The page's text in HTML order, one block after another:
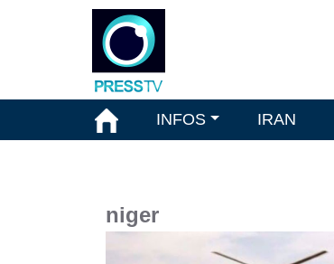
INFOS IRAN
niger